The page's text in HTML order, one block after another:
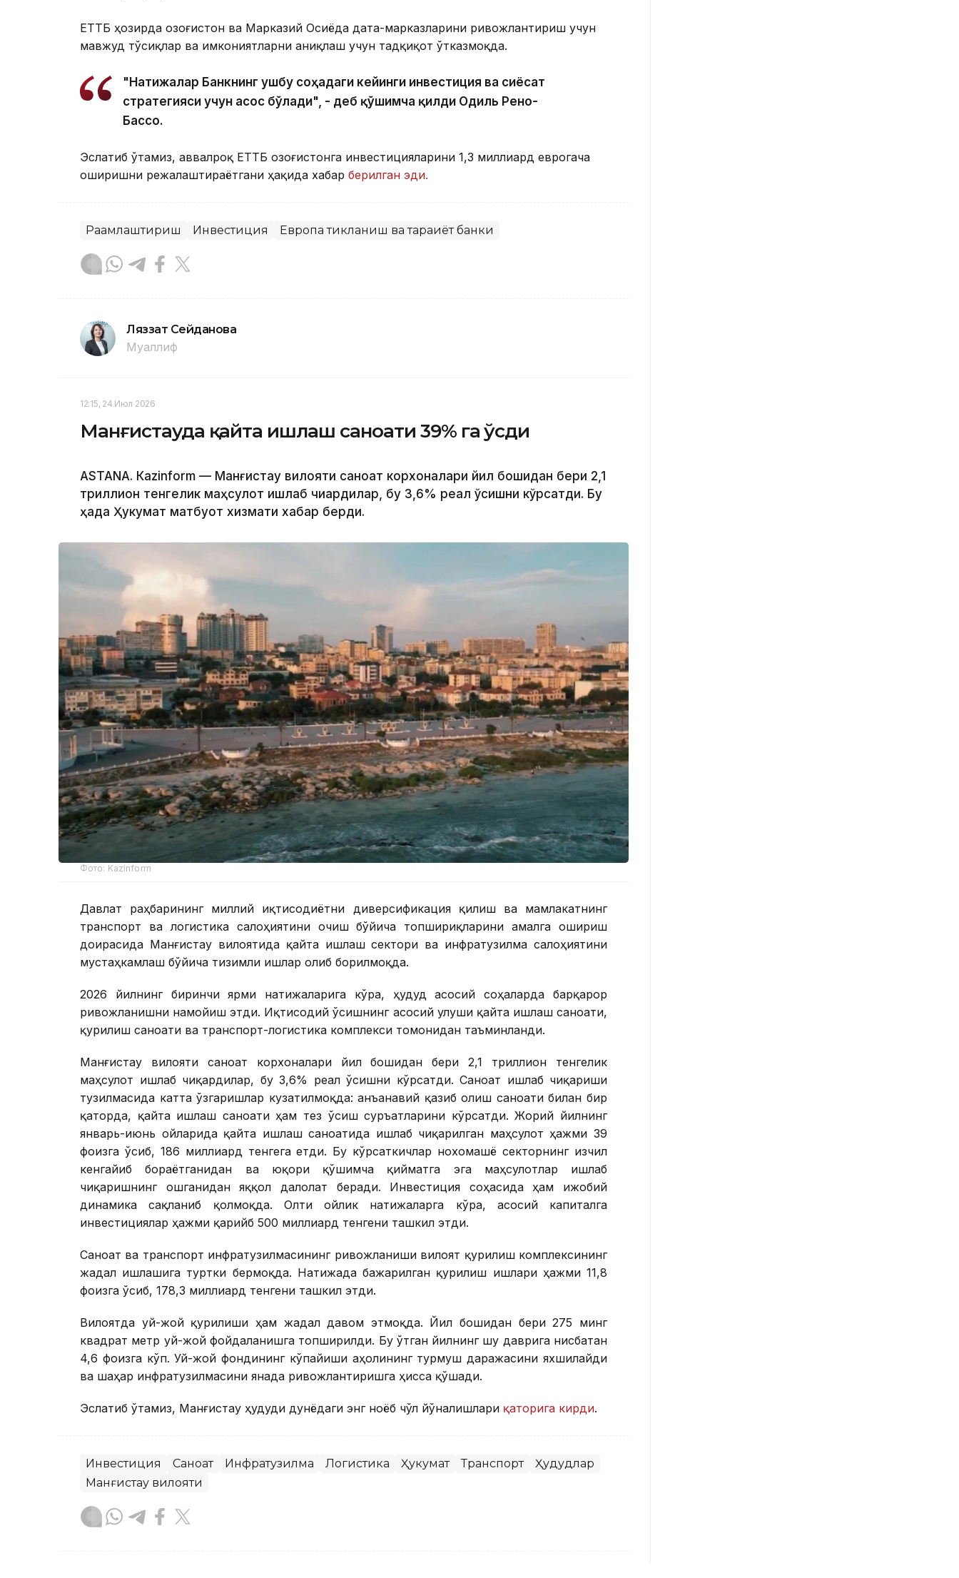
ЕТТБ ҳозирда Қозоғистон ва Марказий Осиёда дата-марказларини ривожлантириш учун
мавжуд тўсиқлар ва имкониятларни аниқлаш учун тадқиқот ўтказмоқда.
"Натижалар Банкнинг ушбу соҳадаги кейинги инвестиция ва сиёсат
стратегияси учун асос бўлади", - деб қўшимча қилди Одиль Рено-
Бассо.
Эслатиб ўтамиз, аввалроқ ЕТТБ Қозоғистонга инвестицияларини 1,3 миллиард еврогача
оширишни режалаштираётгани ҳақида хабар берилган эди.
Рақамлаштириш Инвестиция Европа тикланиш ва тараққиёт банки
Ляззат Сейданова
Муаллиф
12:15, 24 Июл 2026
Манғистауда қайта ишлаш саноати 39% га ўсди
ASTANА. Кazinform — Манғистау вилояти саноат корхоналари йил бошидан бери 2,1
триллион тенгелик маҳсулот ишлаб чиқардилар, бу 3,6% реал ўсишни кўрсатди. Бу
ҳақда Ҳукумат матбуот хизмати хабар берди.
Фото: Kazinform
Давлат раҳбарининг миллий иқтисодиётни диверсификация қилиш ва мамлакатнинг
транспорт ва логистика салоҳиятини очиш бўйича топшириқларини амалга ошириш
доирасида Манғистау вилоятида қайта ишлаш сектори ва инфратузилма салоҳиятини
мустаҳкамлаш бўйича тизимли ишлар олиб борилмоқда.
2026 йилнинг биринчи ярми натижаларига кўра, ҳудуд асосий соҳаларда барқарор
ривожланишни намойиш этди. Иқтисодий ўсишнинг асосий улуши қайта ишлаш саноати,
қурилиш саноати ва транспорт-логистика комплекси томонидан таъминланди.
Манғистау вилояти саноат корхоналари йил бошидан бери 2,1 триллион тенгелик
маҳсулот ишлаб чиқардилар, бу 3,6% реал ўсишни кўрсатди. Саноат ишлаб чиқариши
тузилмасида катта ўзгаришлар кузатилмоқда: анъанавий қазиб олиш саноати билан бир
қаторда, қайта ишлаш саноати ҳам тез ўсиш суръатларини кўрсатди. Жорий йилнинг
январь-июнь ойларида қайта ишлаш саноатида ишлаб чиқарилган маҳсулот ҳажми 39
фоизга ўсиб, 186 миллиард тенгега етди. Бу кўрсаткичлар нохомашё секторнинг изчил
кенгайиб бораётганидан ва юқори қўшимча қийматга эга маҳсулотлар ишлаб
чиқаришнинг ошганидан яққол далолат беради. Инвестиция соҳасида ҳам ижобий
динамика сақланиб қолмоқда. Олти ойлик натижаларга кўра, асосий капиталга
инвестициялар ҳажми қарийб 500 миллиард тенгени ташкил этди.
Саноат ва транспорт инфратузилмасининг ривожланиши вилоят қурилиш комплексининг
жадал ишлашига туртки бермоқда. Натижада бажарилган қурилиш ишлари ҳажми 11,8
фоизга ўсиб, 178,3 миллиард тенгени ташкил этди.
Вилоятда уй-жой қурилиши ҳам жадал давом этмоқда. Йил бошидан бери 275 минг
квадрат метр уй-жой фойдаланишга топширилди. Бу ўтган йилнинг шу даврига нисбатан
4,6 фоизга кўп. Уй-жой фондининг кўпайиши аҳолининг турмуш даражасини яхшилайди
ва шаҳар инфратузилмасини янада ривожлантиришга ҳисса қўшади.
Эслатиб ўтамиз, Манғистау ҳудуди дунёдаги энг ноёб чўл йўналишлари қаторига кирди.
Инвестиция Саноат Инфратузилма Логистика Ҳукумат Транспорт
Ҳудудлар
Манғистау вилояти